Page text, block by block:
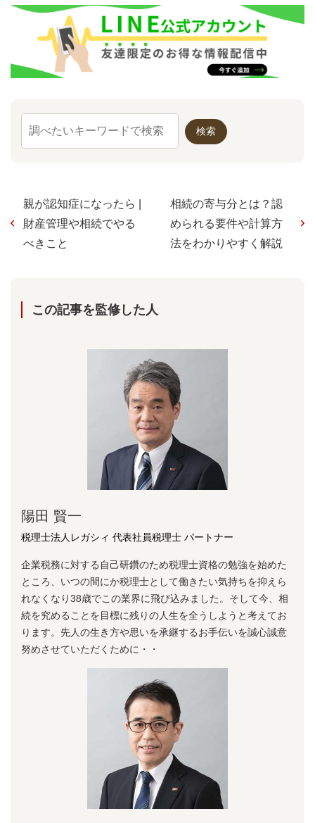
親が認知症になったら |
財産管理や相続でやる
べきこと
相続の寄与分とは？認
められる要件や計算方
法をわかりやすく解説
この記事を監修した⼈
陽⽥ 賢⼀
税理士法人レガシィ 代表社員税理士 パートナー
企業税務に対する⾃⼰研鑽のため税理⼠資格の勉強を始めた
ところ、いつの間にか税理⼠として働きたい気持ちを抑えら
れなくなり38歳でこの業界に⾶び込みました。そして今、相
続を究めることを⽬標に残りの⼈⽣を全うしようと考えてお
ります。先⼈の⽣き⽅や思いを承継するお⼿伝いを誠⼼誠意
努めさせていただくために・・